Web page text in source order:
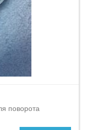
поворота